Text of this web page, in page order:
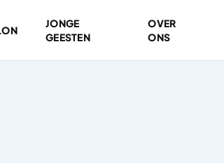
JONGE
GEESTEN
OVER
ONS